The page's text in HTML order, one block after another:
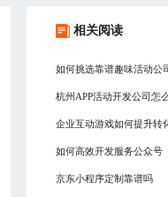
相关阅读
如何挑选靠谱趣味活动公
杭州APP活动开发公司怎
企业互动游戏如何提升转
如何高效开发服务公众号
京东小程序定制靠谱吗